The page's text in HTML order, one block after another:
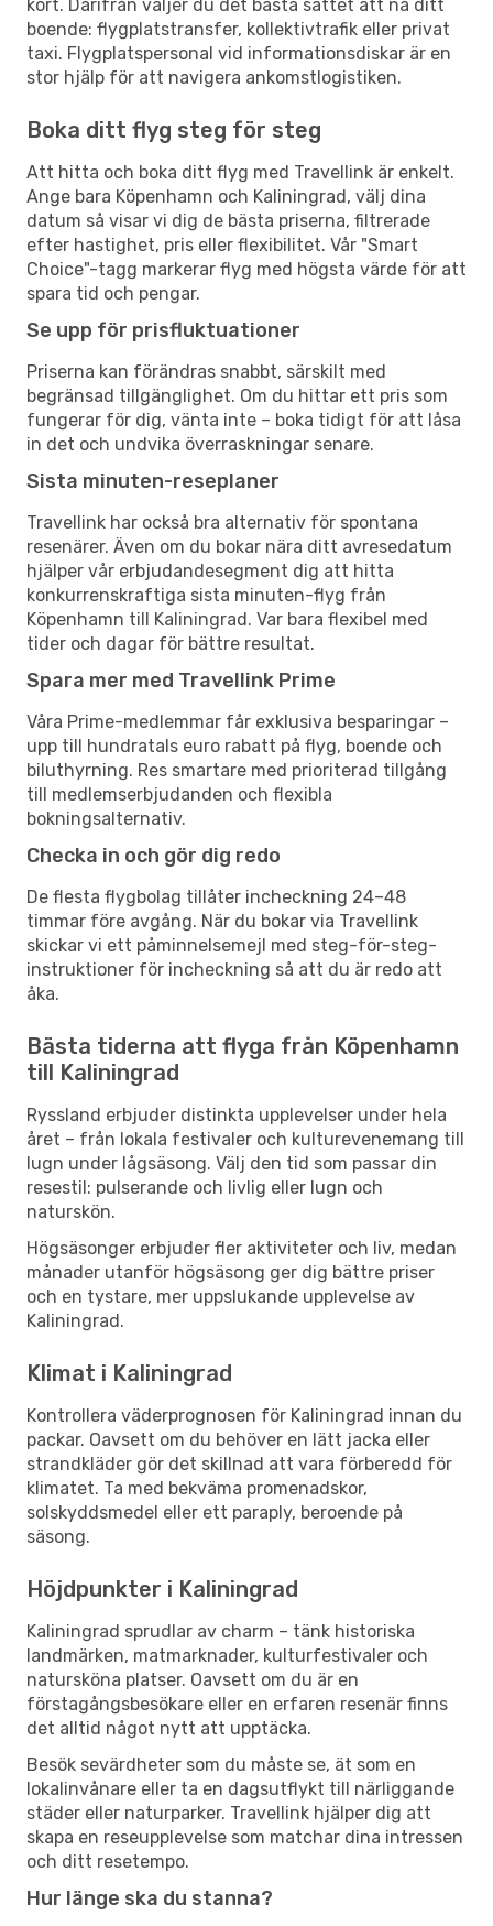
kort. Därifrån väljer du det bästa sättet att nå ditt
boende: flygplatstransfer, kollektivtrafik eller privat
taxi. Flygplatspersonal vid informationsdiskar är en
stor hjälp för att navigera ankomstlogistiken.
Boka ditt flyg steg för steg
Att hitta och boka ditt flyg med Travellink är enkelt.
Ange bara Köpenhamn och Kaliningrad, välj dina
datum så visar vi dig de bästa priserna, filtrerade
efter hastighet, pris eller flexibilitet. Vår "Smart
Choice"-tagg markerar flyg med högsta värde för att
spara tid och pengar.
Se upp för prisfluktuationer
Priserna kan förändras snabbt, särskilt med
begränsad tillgänglighet. Om du hittar ett pris som
fungerar för dig, vänta inte – boka tidigt för att låsa
in det och undvika överraskningar senare.
Sista minuten-reseplaner
Travellink har också bra alternativ för spontana
resenärer. Även om du bokar nära ditt avresedatum
hjälper vår erbjudandesegment dig att hitta
konkurrenskraftiga sista minuten-flyg från
Köpenhamn till Kaliningrad. Var bara flexibel med
tider och dagar för bättre resultat.
Spara mer med Travellink Prime
Våra Prime-medlemmar får exklusiva besparingar –
upp till hundratals euro rabatt på flyg, boende och
biluthyrning. Res smartare med prioriterad tillgång
till medlemserbjudanden och flexibla
bokningsalternativ.
Checka in och gör dig redo
De flesta flygbolag tillåter incheckning 24–48
timmar före avgång. När du bokar via Travellink
skickar vi ett påminnelsemejl med steg-för-steg-
instruktioner för incheckning så att du är redo att
åka.
Bästa tiderna att flyga från Köpenhamn
till Kaliningrad
Ryssland erbjuder distinkta upplevelser under hela
året – från lokala festivaler och kulturevenemang till
lugn under lågsäsong. Välj den tid som passar din
resestil: pulserande och livlig eller lugn och
naturskön.
Högsäsonger erbjuder fler aktiviteter och liv, medan
månader utanför högsäsong ger dig bättre priser
och en tystare, mer uppslukande upplevelse av
Kaliningrad.
Klimat i Kaliningrad
Kontrollera väderprognosen för Kaliningrad innan du
packar. Oavsett om du behöver en lätt jacka eller
strandkläder gör det skillnad att vara förberedd för
klimatet. Ta med bekväma promenadskor,
solskyddsmedel eller ett paraply, beroende på
säsong.
Höjdpunkter i Kaliningrad
Kaliningrad sprudlar av charm – tänk historiska
landmärken, matmarknader, kulturfestivaler och
natursköna platser. Oavsett om du är en
förstagångsbesökare eller en erfaren resenär finns
det alltid något nytt att upptäcka.
Besök sevärdheter som du måste se, ät som en
lokalinvånare eller ta en dagsutflykt till närliggande
städer eller naturparker. Travellink hjälper dig att
skapa en reseupplevelse som matchar dina intressen
och ditt resetempo.
Hur länge ska du stanna?